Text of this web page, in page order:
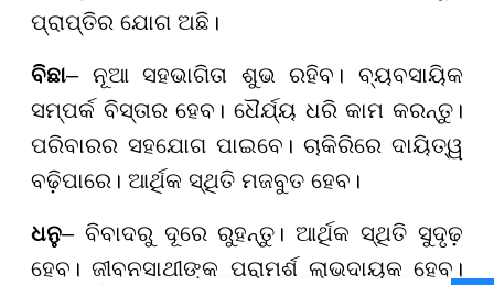
ପ୍ରାପ୍ତିର ଯୋଗ ଅଛି।
ବିଛା– ନୂଆ ସହଭାଗିତା ଶୁଭ ରହିବ। ବ୍ୟବସାୟିକ
ସମ୍ପର୍କ ବିସ୍ତାର ହେବ। ଧୈର୍ଯ୍ୟ ଧରି କାମ କରନ୍ତୁ।
ପରିବାରର ସହଯୋଗ ପାଇବେ। ଚାକିରିରେ ଦାୟିତ୍ୱ
ବଢ଼ିପାରେ। ଆର୍ଥିକ ସ୍ଥିତି ମଜବୁତ ହେବ।
ଧନୁ– ବିବାଦରୁ ଦୂରେ ରୁହନ୍ତୁ। ଆର୍ଥିକ ସ୍ଥିତି ସୁଦୃଢ଼
ହେବ। ଜୀବନସାଥୀଙ୍କ ପରାମର୍ଶ ଲାଭଦାୟକ ହେବ।